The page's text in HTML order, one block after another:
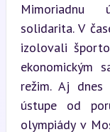
Mimoriadnu
solidarita. V
izolovali
ekonomickým
režim. Aj
ústupe od
olympiády v